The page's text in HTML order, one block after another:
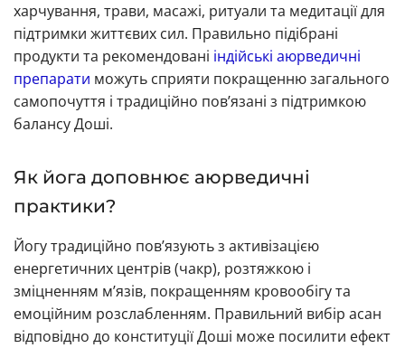
харчування, трави, масажі, ритуали та медитації для
підтримки життєвих сил. Правильно підібрані
продукти та рекомендовані індійські аюрведичні
препарати можуть сприяти покращенню загального
самопочуття і традиційно пов’язані з підтримкою
балансу Доші.
Як йога доповнює аюрведичні
практики?
Йогу традиційно пов’язують з активізацією
енергетичних центрів (чакр), розтяжкою і
зміцненням м’язів, покращенням кровообігу та
емоційним розслабленням. Правильний вибір асан
відповідно до конституції Доші може посилити ефект